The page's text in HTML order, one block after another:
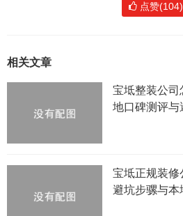
点赞(104)
相关文章
宝坻整装公司
地口碑测评与
宝坻正规装修
避坑步骡与本